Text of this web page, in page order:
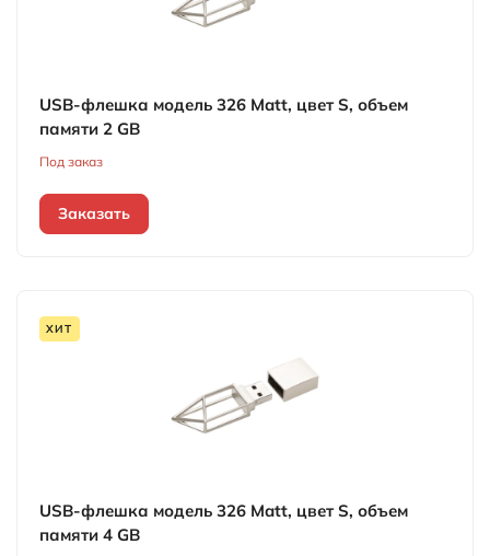
USB-флешка модель 326 Matt, цвет S, объем
памяти 2 GB
Под заказ
Заказать
ХИТ
USB-флешка модель 326 Matt, цвет S, объем
памяти 4 GB